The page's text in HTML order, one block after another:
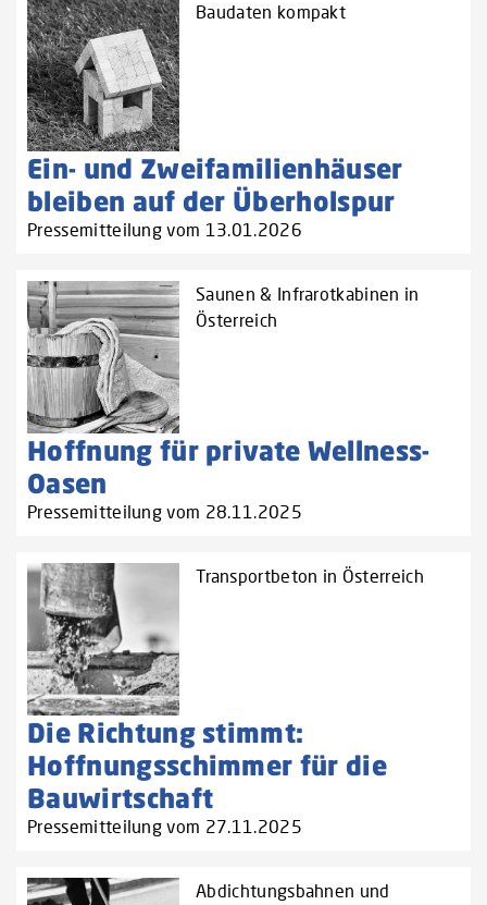
Baudaten kompakt
Ein- und Zweifamilienhäuser
bleiben auf der Überholspur
Pressemitteilung vom 13.01.2026
Saunen & Infrarotkabinen in
Österreich
Hoffnung für private Wellness-
Oasen
Pressemitteilung vom 28.11.2025
Transportbeton in Österreich
Die Richtung stimmt:
Hoffnungsschimmer für die
Bauwirtschaft
Pressemitteilung vom 27.11.2025
Abdichtungsbahnen und